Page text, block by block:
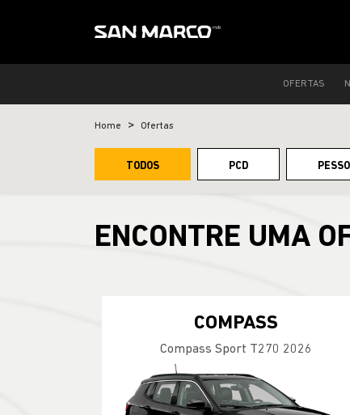
OFERTAS
Home Ofertas
TODOS PCD
ENCONTRE UMA
COMPASS
Compass Sport T270 2026